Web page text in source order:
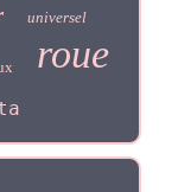
universel
roue